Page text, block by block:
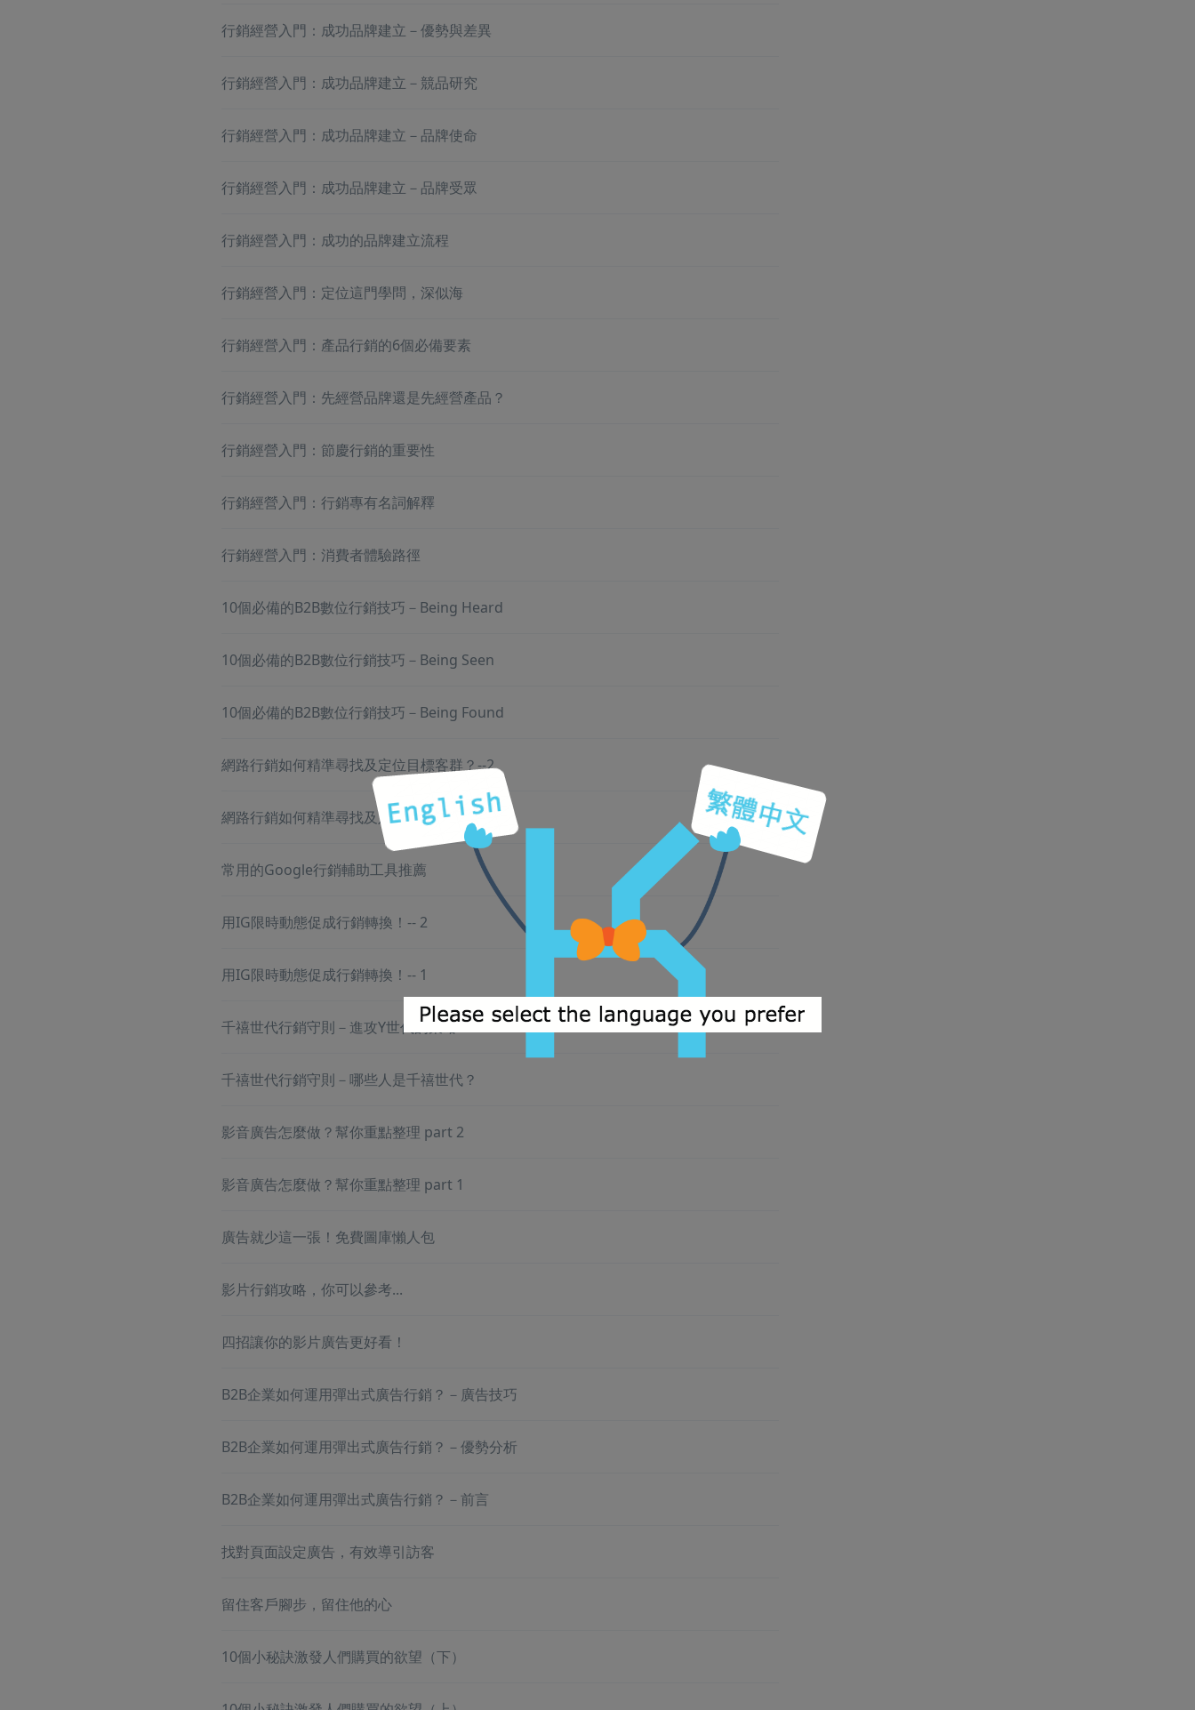
行銷經營入門：成功品牌建立－優勢與差異
行銷經營入門：成功品牌建立－競品研究
行銷經營入門：成功品牌建立－品牌使命
行銷經營入門：成功品牌建立－品牌受眾
行銷經營入門：成功的品牌建立流程
行銷經營入門：定位這門學問，深似海
行銷經營入門：產品行銷的6個必備要素
行銷經營入門：先經營品牌還是先經營產品？
行銷經營入門：節慶行銷的重要性
行銷經營入門：行銷專有名詞解釋
行銷經營入門：消費者體驗路徑
10個必備的B2B數位行銷技巧－Being Heard
10個必備的B2B數位行銷技巧－Being Seen
10個必備的B2B數位行銷技巧－Being Found
網路行銷如何精準尋找及定位目標客群？--2
網路行銷如何精準尋找及定位目標客群？--1
常用的Google行銷輔助工具推薦
用IG限時動態促成行銷轉換！-- 2
用IG限時動態促成行銷轉換！-- 1
千禧世代行銷守則－進攻Y世代的策略
千禧世代行銷守則－哪些人是千禧世代？
影音廣告怎麼做？幫你重點整理 part 2
影音廣告怎麼做？幫你重點整理 part 1
廣告就少這一張！免費圖庫懶人包
影片行銷攻略，你可以參考...
四招讓你的影片廣告更好看！
B2B企業如何運用彈出式廣告行銷？－廣告技巧
B2B企業如何運用彈出式廣告行銷？－優勢分析
B2B企業如何運用彈出式廣告行銷？－前言
找對頁面設定廣告，有效導引訪客
留住客戶腳步，留住他的心
10個小秘訣激發人們購買的欲望（下）